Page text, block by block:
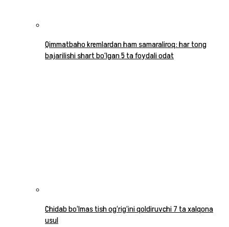
Qimmatbaho kremlardan ham samaraliroq: har tong
bajarilishi shart bo‘lgan 5 ta foydali odat
Chidab bo‘lmas tish og‘rig‘ini qoldiruvchi 7 ta xalqona
usul